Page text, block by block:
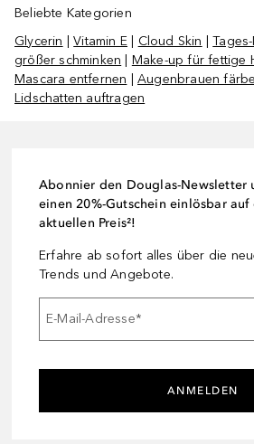
Beliebte Kategorien
Glycerin |Vitamin E Cloud Skin |
größer schminken
Make-up für fettige
Mascara entfernen |Augenbrauen
Lidschatten auftragen
Abonnier den Douglas-Newsletter
einen 20%-Gutschein einlösbar
aktuellen Preis²!
Erfahre ab sofort alles über die
Trends und Angebote.
E-Mail-Adresse*
ANMELDEN